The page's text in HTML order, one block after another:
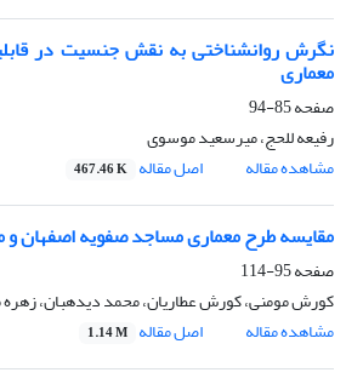
نگرش روانشناختی به نقش جنسیت در
معماری
صفحه85-94
رفیعه للحج، میرسعید موسوی
مشاهده مقاله
اصل مقاله 467.46 K
مقایسه طرح معماری مساجد صفویه اصفهان و
صفحه95-114
کورش مومنی، کورش عطاریان، محمد دیده‎بان، زهره مسعودی
مشاهده مقاله
اصل مقاله 1.14 M